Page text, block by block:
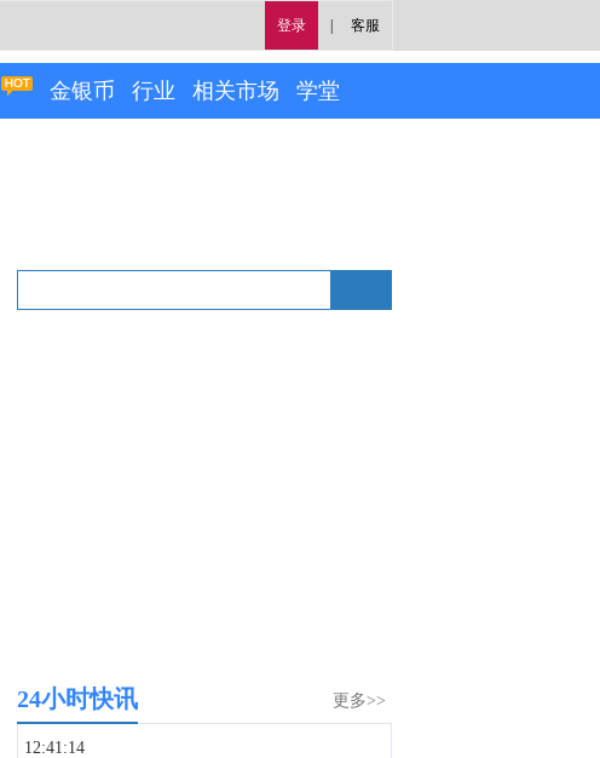
登录 客服
金银币 行业 相关市场 学堂
更多>>
24小时快讯
12:41:14